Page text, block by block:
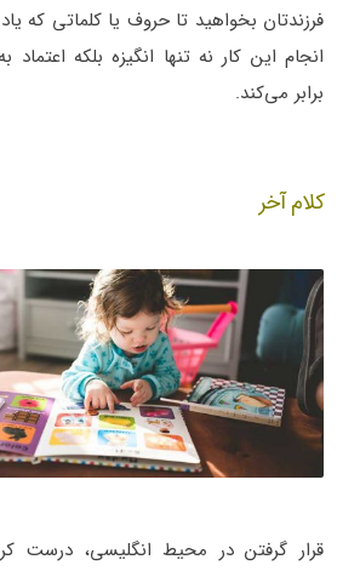
فرزندتان بخواهید تا حروف یا کلماتی که یاد
انجام این کار نه تنها انگیزه بلکه
برابر می‌کند.
کلام آخر
قرار گرفتن در محیط انگلیسی، درست